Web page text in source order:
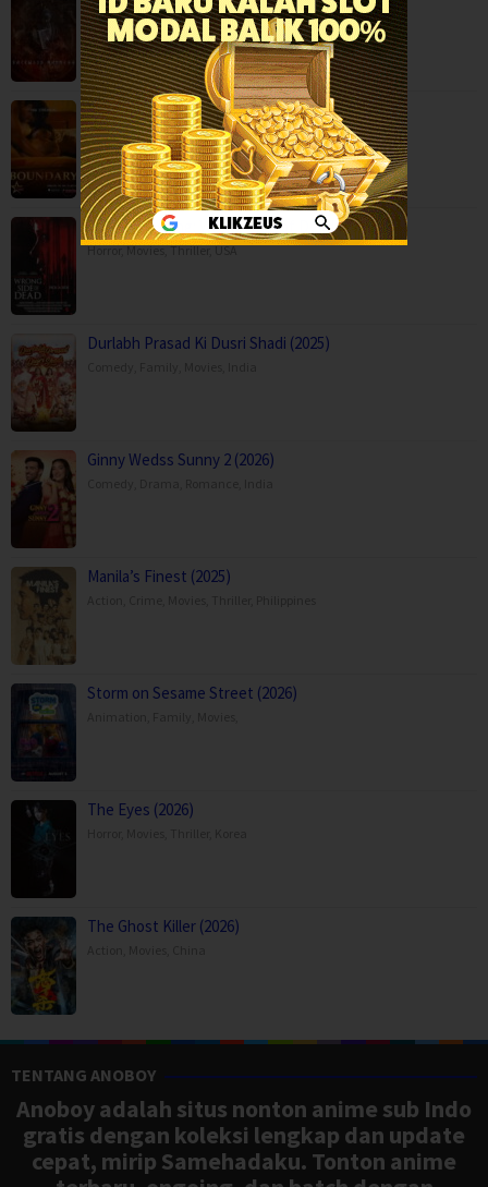
Fantasy,Horror,Movies,Finland
Boundary (2026)
Movies,Romance,
Capps Crossing: Wrong Side of Dead (2026…
Horror,Movies,Thriller,USA
Durlabh Prasad Ki Dusri Shadi (2025)
Ginny Wedss Sunny 2 (2026)
Manila’s Finest (2025)
Storm on Sesame Street (2026)
The Eyes (2026)
The Ghost Killer (2026)
TENTANG ANOBOY
Anoboy adalah situs nonton anime sub Indo
gratis dengan koleksi lengkap dan update
cepat, mirip Samehadaku. Tonton anime